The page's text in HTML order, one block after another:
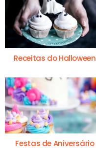
Receitas do Halloween
Festas de Aniversário